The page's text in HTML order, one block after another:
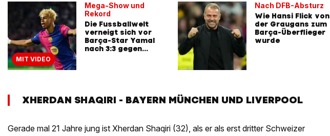
MIT VIDEO
Mega-Show und
Rekord
Die Fussballwelt
verneigt sich vor
Barça-Star Yamal
nach 3:3 gegen
Nach DFB-Absturz
Wie Hansi Flick von
der Graugans zum
Barça-Überflieger
wurde
XHERDAN SHAQIRI - BAYERN MÜNCHEN UND LIVERPOOL
Gerade mal 21 Jahre jung ist Xherdan Shaqiri (32), als er als erst dritter Schweizer